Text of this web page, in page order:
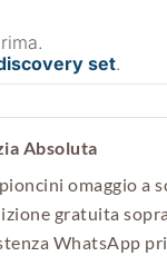
set.
Absoluta
omaggio a
gratuita
WhatsApp